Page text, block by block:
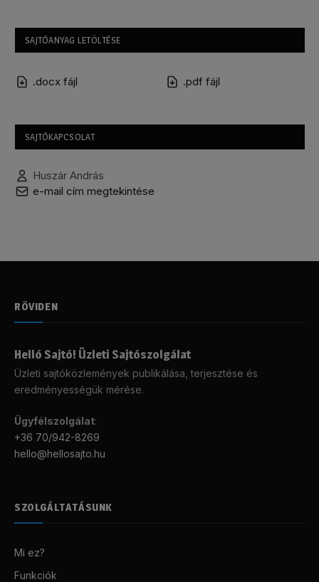
SAJTÓANYAG LETÖLTÉSE
.docx fájl .pdf fájl
SAJTÓKAPCSOLAT
Huszár András
e-mail cím megtekintése
RÖVIDEN
Helló Sajtó! Üzleti Sajtószolgálat
Üzleti sajtóközlemények publikálása, terjesztése és
eredményességük mérése.
Ügyfélszolgálat:
+36 70/942-8269
hello@hellosajto.hu
SZOLGÁLTATÁSUNK
Mi ez?
Funkciók